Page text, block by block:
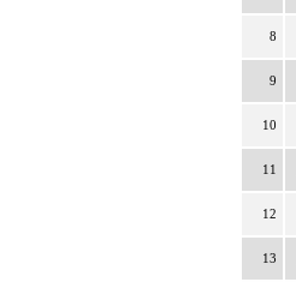
8
9
10
11
12
13